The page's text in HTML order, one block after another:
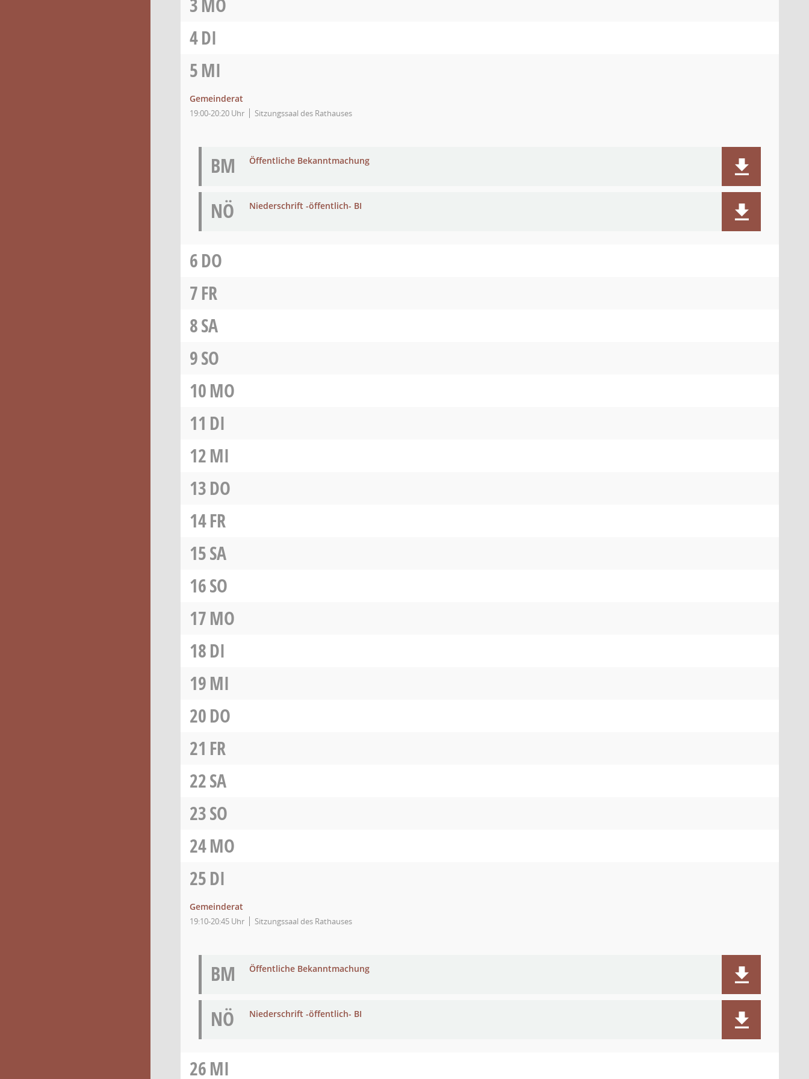
3 MO
4DI
5MI
Gemeinderat
19:00-20:20 Uhr Sitzungssaal des Rathauses
BM Öffentliche Bekanntmachung
NÖ Niederschrift -öffentlich- BI
6DO
7FR
8SA
9SO
10MO
11 DI
12MI
13DO
14FR
15SA
16SO
17MO
18DI
19MI
20DO
21 FR
22SA
23SO
24MO
25DI
Gemeinderat
19:10-20:45 Uhr Sitzungssaal des Rathauses
BM Öffentliche Bekanntmachung
NÖ Niederschrift -öffentlich- BI
26MI